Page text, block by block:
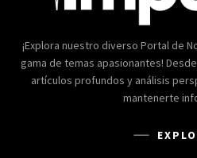
¡Explora nuestro diverso Portal de
gama de temas apasionantes!
artículos profundos y análisis
mantenerte